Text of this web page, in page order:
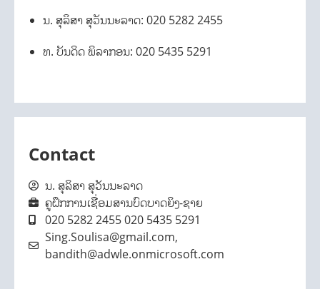
ນ. ສຸລິສາ ສຸວັນນະລາດ: 020 5282 2455
ທ. ບັນດິດ ພິລາກອນ: 020 5435 5291
Contact
ນ. ສຸລິສາ ສຸວັນນະລາດ
ຄູຝຶກການເຊື່ອມສານບົດບາດຍິງ-ຊາຍ
020 5282 2455 020 5435 5291
Sing.Soulisa@gmail.com,
bandith@adwle.onmicrosoft.com